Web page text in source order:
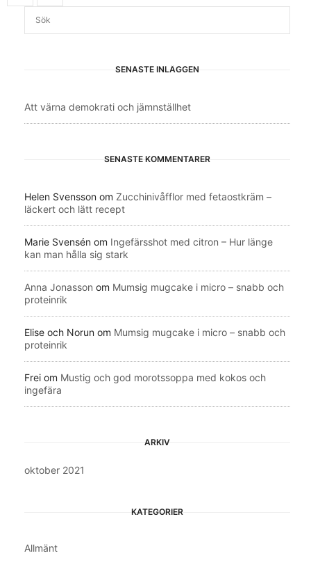
SENASTE INLÄGGEN
Att värna demokrati och jämnställhet
SENASTE KOMMENTARER
Helen Svensson om Zucchinivåfflor med fetaostkräm –
läckert och lätt recept
Marie Svensén om Ingefärsshot med citron – Hur länge
kan man hålla sig stark
Anna Jonasson om Mumsig mugcake i micro – snabb och
proteinrik
Elise och Norun om Mumsig mugcake i micro – snabb och
proteinrik
Frei om Mustig och god morotssoppa med kokos och
ingefära
ARKIV
oktober 2021
KATEGORIER
Allmänt